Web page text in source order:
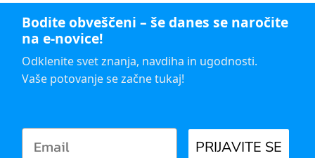
Bodite obveščeni – še danes se naročite
na e-novice!
Odklenite svet znanja, navdiha in ugodnosti.
Vaše potovanje se začne tukaj!
PRIJAVITE SE